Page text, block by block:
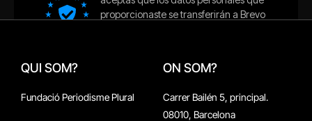
QUI SOM?
Fundació Periodisme Plural
ON SOM?
Carrer Bailén 5, principal.
08010, Barcelona